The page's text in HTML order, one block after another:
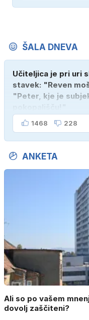
ŠALA DNEVA
Učiteljica je pri uri
stavek: "Reven
"Peter, kje je
1468 228
ANKETA
Ali so po vašem
dovolj zaščiteni?